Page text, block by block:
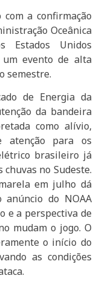
a confirmação
Oceânica
Estados Unidos
evento de alta
semestre.
de Energia da
da bandeira
como alívio,
atenção para os
brasileiro já
no Sudeste.
em julho dá
do NOAA
e a perspectiva de
mudam o jogo. O
o início do
as condições